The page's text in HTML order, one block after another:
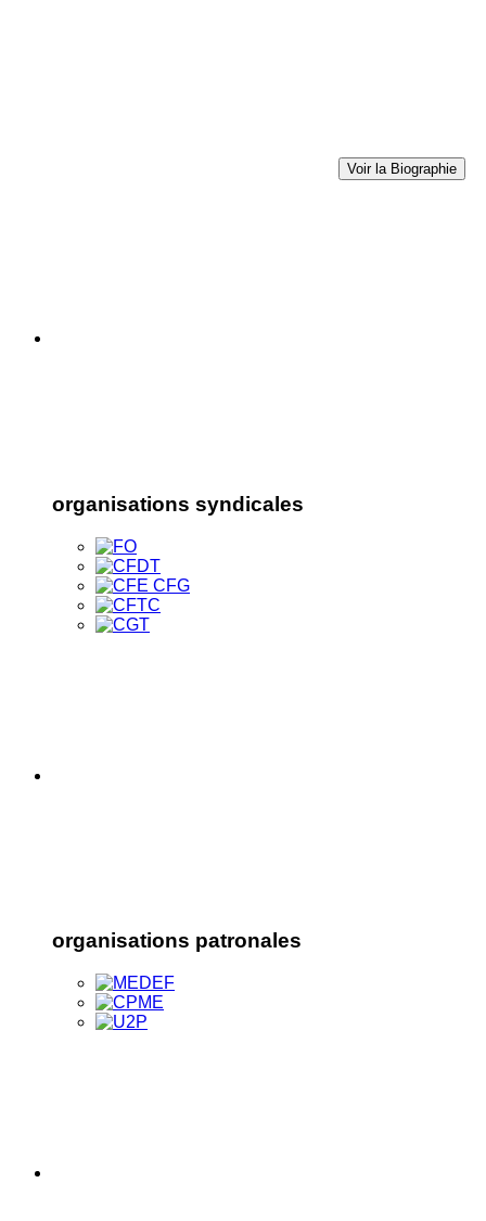
Voir la Biographie
organisations syndicales
organisations patronales